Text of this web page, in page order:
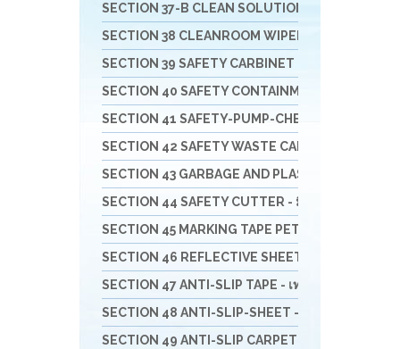
SECTION 37-B CLEAN SOLUTION-น้ำยาล้างทำคว
SECTION 38 CLEANROOM WIPER - วัสดุเช็ดไวเปอร์
SECTION 39 SAFETY CARBINET - ตู้เก็บสารเคมีแล
SECTION 40 SAFETY CONTAINMENT - ถาดรอง -
SECTION 41 SAFETY-PUMP-CHEMICAL - ปั๊มมือ
SECTION 42 SAFETY WASTE CAN - ถังขยะ-ที่เขี่
SECTION 43 GARBAGE AND PLASTIC - ถังพลาสติ
SECTION 44 SAFETY CUTTER - มีดคัทเตอร์นิรภัย
SECTION 45 MARKING TAPE PET/PVC- เทปตีเส้น -
SECTION 46 REFLECTIVE SHEETING & TAPE
SECTION 47 ANTI-SLIP TAPE - เทปป้องกันการลื่น
SECTION 48 ANTI-SLIP-SHEET - แผ่นกันลื่น สินค้า
SECTION 49 ANTI-SLIP CARPET & RUBBER